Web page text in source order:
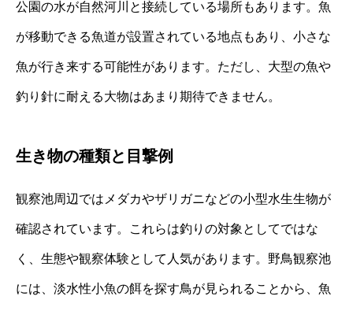
公園の水が自然河川と接続している場所もあります。魚
が移動できる魚道が設置されている地点もあり、小さな
魚が行き来する可能性があります。ただし、大型の魚や
釣り針に耐える大物はあまり期待できません。
生き物の種類と目撃例
観察池周辺ではメダカやザリガニなどの小型水生生物が
確認されています。これらは釣りの対象としてではな
く、生態や観察体験として人気があります。野鳥観察池
には、淡水性小魚の餌を探す鳥が見られることから、魚